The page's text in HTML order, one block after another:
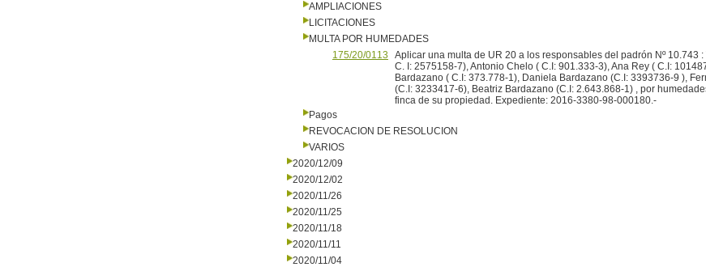
AMPLIACIONES
LICITACIONES
MULTA POR HUMEDADES
175/20/0113
Aplicar una multa de UR 20 a los responsables del padrón Nº 10.743
C. I: 2575158-7), Antonio Chelo ( C.I: 901.333-3), Ana Rey ( C.I:
Bardazano ( C.I: 373.778-1), Daniela Bardazano (C.I: 3393736-9 ),
(C.I: 3233417-6), Beatriz Bardazano (C.I: 2.643.868-1) , por
finca de su propiedad. Expediente: 2016-3380-98-000180.-
Pagos
REVOCACION DE RESOLUCION
VARIOS
2020/12/09
2020/12/02
2020/11/26
2020/11/25
2020/11/18
2020/11/11
2020/11/04